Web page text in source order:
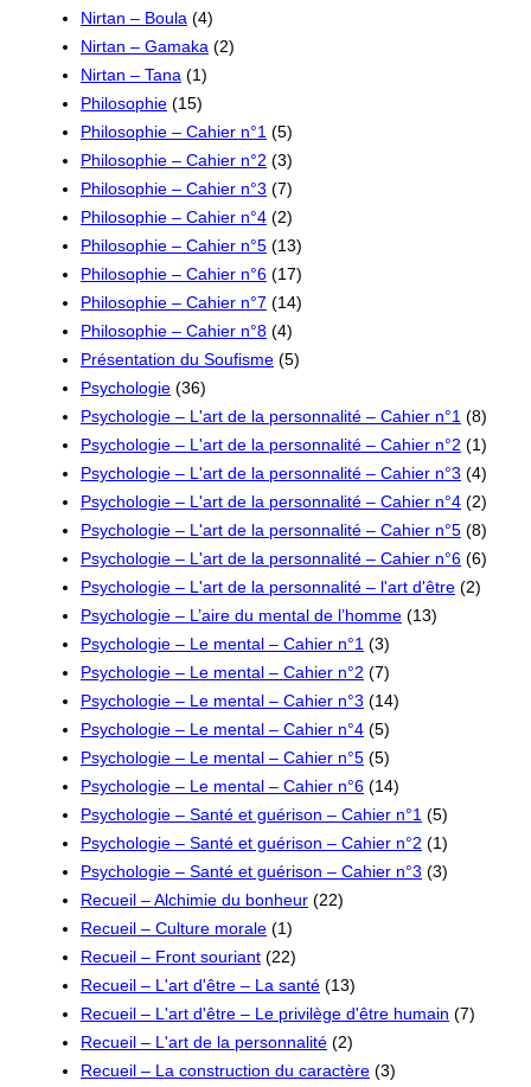
Nirtan – Boula (4)
Nirtan – Gamaka (2)
Nirtan – Tana (1)
Philosophie (15)
Philosophie – Cahier n°1 (5)
Philosophie – Cahier n°2 (3)
Philosophie – Cahier n°3 (7)
Philosophie – Cahier n°4 (2)
Philosophie – Cahier n°5 (13)
Philosophie – Cahier n°6 (17)
Philosophie – Cahier n°7 (14)
Philosophie – Cahier n°8 (4)
Présentation du Soufisme (5)
Psychologie (36)
Psychologie – L'art de la personnalité – Cahier n°1 (8)
Psychologie – L'art de la personnalité – Cahier n°2 (1)
Psychologie – L'art de la personnalité – Cahier n°3 (4)
Psychologie – L'art de la personnalité – Cahier n°4 (2)
Psychologie – L'art de la personnalité – Cahier n°5 (8)
Psychologie – L'art de la personnalité – Cahier n°6 (6)
Psychologie – L'art de la personnalité – l'art d'être (2)
Psychologie – L’aire du mental de l’homme (13)
Psychologie – Le mental – Cahier n°1 (3)
Psychologie – Le mental – Cahier n°2 (7)
Psychologie – Le mental – Cahier n°3 (14)
Psychologie – Le mental – Cahier n°4 (5)
Psychologie – Le mental – Cahier n°5 (5)
Psychologie – Le mental – Cahier n°6 (14)
Psychologie – Santé et guérison – Cahier n°1 (5)
Psychologie – Santé et guérison – Cahier n°2 (1)
Psychologie – Santé et guérison – Cahier n°3 (3)
Recueil – Alchimie du bonheur (22)
Recueil – Culture morale (1)
Recueil – Front souriant (22)
Recueil – L'art d'être – La santé (13)
Recueil – L'art d'être – Le privilège d'être humain (7)
Recueil – L'art de la personnalité (2)
Recueil – La construction du caractère (3)